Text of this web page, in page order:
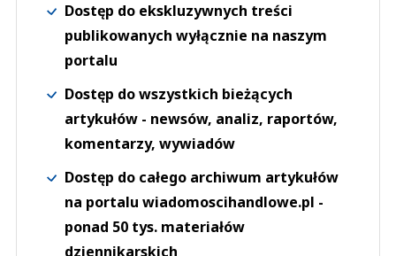
Dostęp do ekskluzywnych treści
publikowanych wyłącznie na naszym
portalu
Dostęp do wszystkich bieżących
artykułów - newsów, analiz, raportów,
komentarzy, wywiadów
Dostęp do całego archiwum artykułów
na portalu wiadomoscihandlowe.pl -
ponad 50 tys. materiałów
dziennikarskich